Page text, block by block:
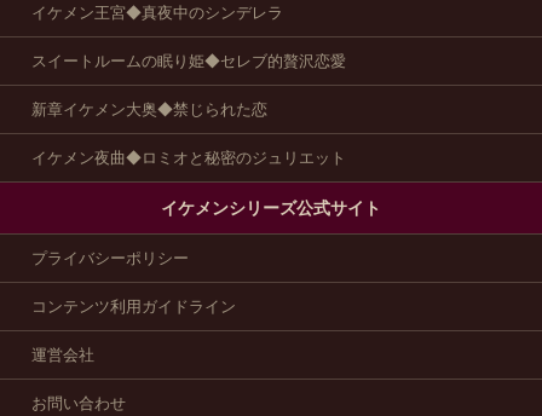
イケメン王宮◆真夜中のシンデレラ
スイートルームの眠り姫◆セレブ的贅沢恋愛
新章イケメン大奥◆禁じられた恋
イケメン夜曲◆ロミオと秘密のジュリエット
イケメンシリーズ公式サイト
プライバシーポリシー
コンテンツ利用ガイドライン
運営会社
お問い合わせ